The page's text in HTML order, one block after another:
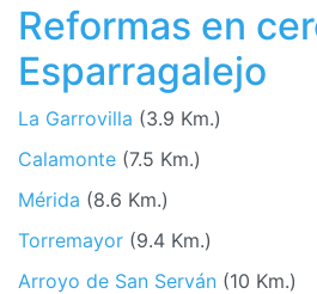
Reformas en
Esparragalejo
La Garrovilla (3.9 Km.)
Calamonte (7.5 Km.)
Mérida (8.6 Km.)
Torremayor (9.4 Km.)
Arroyo de San Serván (10 Km.)